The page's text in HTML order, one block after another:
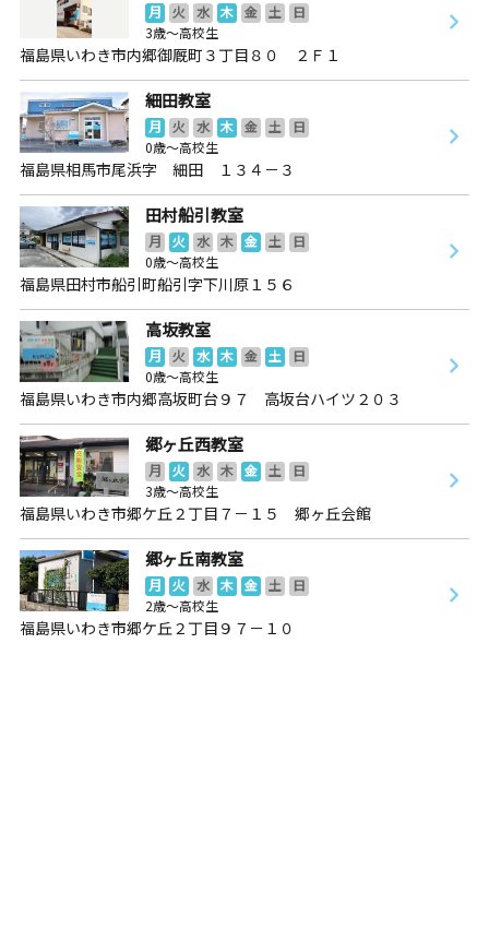
月 火 水 木 金 土
日
3歳～高校生
福島県いわき市内郷御厩町３丁目８０ ２Ｆ１
細田教室
月 火 水 木 金 土
日
0歳～高校生
福島県相馬市尾浜字 細田 １３４－３
田村船引教室
月 火 水 木 金 土
日
0歳～高校生
福島県田村市船引町船引字下川原１５６
高坂教室
月 火 水 木 金 土
日
0歳～高校生
福島県いわき市内郷高坂町台９７ 高坂台ハイツ２０３
郷ヶ丘西教室
月 火 水 木 金 土
日
3歳～高校生
福島県いわき市郷ケ丘２丁目７－１５ 郷ヶ丘会館
郷ヶ丘南教室
月 火 水 木 金 土
日
2歳～高校生
福島県いわき市郷ケ丘２丁目９７－１０